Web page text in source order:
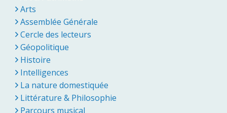
Arts
Assemblée Générale
Cercle des lecteurs
Géopolitique
Histoire
Intelligences
La nature domestiquée
Littérature & Philosophie
Parcours musical